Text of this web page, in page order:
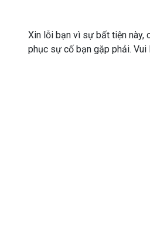
Xin lỗi bạn vì sự bất tiện này,
phục sự cố bạn gặp phải. Vui